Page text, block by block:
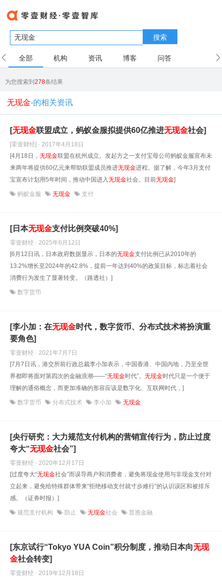
搜索
全部 机构 资讯 博客 问答
为您搜索到278条结果
无现金-的相关资讯
[无现金联盟成立，蚂蚁金服拟提供60亿推进无现金社会]
[零壹财经] · 2017年4月18日
[4月18日， 无现金联盟在杭州成立。发起方之一支付宝母公司蚂蚁金服宣布未
来两年将提供60亿元来帮助联盟成员推进无现金进程。据了解，今年3月支付
宝宣布计划用5年时间，推动中国进入无现金社会。目前无现金]
蚂蚁金服 无现金 支付
[日本无现金支付比例突破40%]
零壹财经 · 2025年6月12日
[6月12日讯，日本政府数据显示，日本的无现金支付比例已从2010年的
13.2%增长至2024年的42.8%，提前一年达到40%的政策目标，标志着社会
消费行为发生了显著转变。（路透社）]
数字货币
[李小加：在无现金时代，数字货币、分布式技术将扮演重
要角色]
零壹财经 · 2021年7月7日
[7月7日讯，港交所前行政总裁李小加表示，中国香港、中国内地，乃至全世
界都即将面对第四次的金融浪潮——“无现金时代”。 无现金时代只是一个便于
理解的通俗概念，而更加准确的形容应该是数字化、互联网时代，]
数字货币 分布式技术 李小加 无现金
[央行研究：大力规范支付机构的营销宣传行为，防止过度
夸大“无现金社会”]
零壹财经 · 2020年12月17日
[过度夸大“无现金社会”而误导商户和消费者，避免将现金使用与非现金支付对
立起来，避免给特殊群体带来“拒绝移动支付就寸步难行”的认识误区和被排斥
感。（证券时报）]
规范支付机构 防止 无现金社会 普惠金融
[东京试行“Tokyo YUA Coin”积分制度，推动日本向无现
金社会转变]
零壹财经 · 2019年12月18日